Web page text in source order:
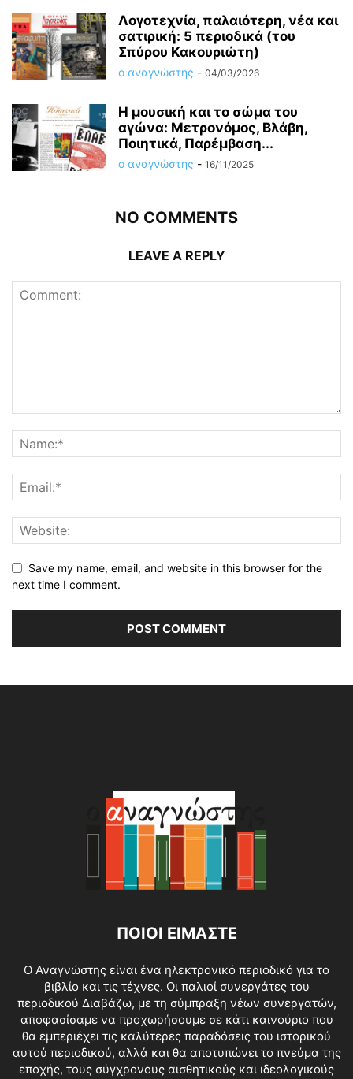
Λογοτεχνία, παλαιότερη, νέα και
σατιρική: 5 περιοδικά (του
Σπύρου Κακουριώτη)
ο αναγνώστης - 04/03/2026
Η μουσική και το σώμα του
αγώνα: Μετρονόμος, Βλάβη,
Ποιητικά, Παρέμβαση...
ο αναγνώστης - 16/11/2025
NO COMMENTS
LEAVE A REPLY
Save my name, email, and website in this browser for the
next time I comment.
ΠΟΙΟΙ ΕΙΜΑΣΤΕ
O Αναγνώστης είναι ένα ηλεκτρονικό περιοδικό για το
βιβλίο και τις τέχνες. Οι παλιοί συνεργάτες του
περιοδικού Διαβάζω, με τη σύμπραξη νέων συνεργατών,
αποφασίσαμε να προχωρήσουμε σε κάτι καινούριο που
θα εμπεριέχει τις καλύτερες παραδόσεις του ιστορικού
αυτού περιοδικού, αλλά και θα αποτυπώνει το πνεύμα της
εποχής, τους σύγχρονους αισθητικούς και ιδεολογικούς